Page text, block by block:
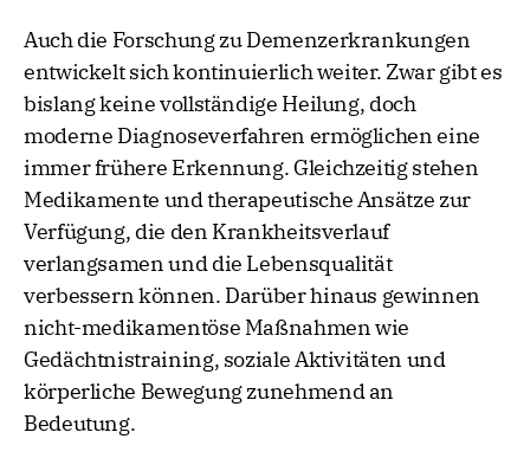
Auch die Forschung zu Demenzerkrankungen
entwickelt sich kontinuierlich weiter. Zwar gibt es
bislang keine vollständige Heilung, doch
moderne Diagnoseverfahren ermöglichen eine
immer frühere Erkennung. Gleichzeitig stehen
Medikamente und therapeutische Ansätze zur
Verfügung, die den Krankheitsverlauf
verlangsamen und die Lebensqualität
verbessern können. Darüber hinaus gewinnen
nicht-medikamentöse Maßnahmen wie
Gedächtnistraining, soziale Aktivitäten und
körperliche Bewegung zunehmend an
Bedeutung.